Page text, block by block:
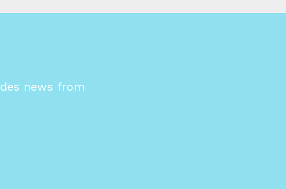
news from